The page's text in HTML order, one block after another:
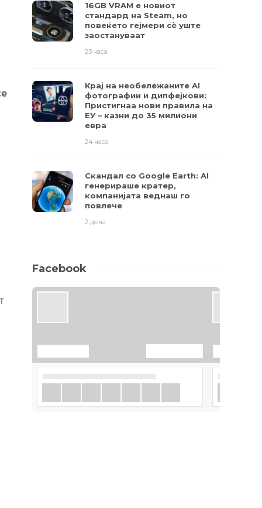
16GB VRAM е новиот
стандард на Steam, но
повеќето гејмери ​​сè уште
заостануваат
23 часа
Крај на необележаните AI
фотографии и дипфејкови:
Пристигнаа нови правила на
ЕУ – казни до 35 милиони
евра
24 часа
Скандал со Google Earth: AI
генерираше кратер,
компанијата веднаш го
повлече
2 дена
Facebook